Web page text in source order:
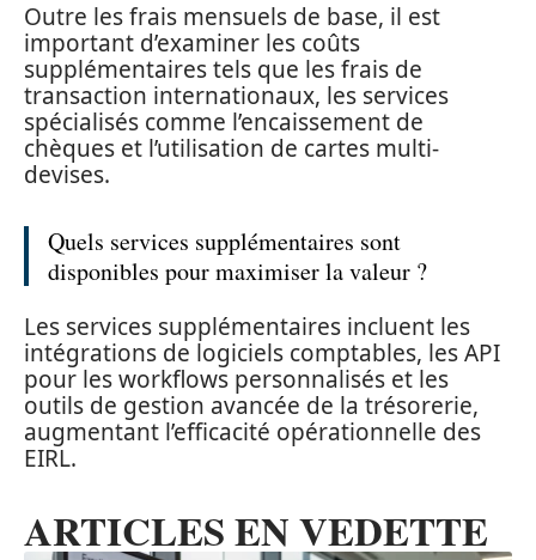
Outre les frais mensuels de base, il est
important d’examiner les coûts
supplémentaires tels que les frais de
transaction internationaux, les services
spécialisés comme l’encaissement de
chèques et l’utilisation de cartes multi-
devises.
Quels services supplémentaires sont
disponibles pour maximiser la valeur ?
Les services supplémentaires incluent les
intégrations de logiciels comptables, les API
pour les workflows personnalisés et les
outils de gestion avancée de la trésorerie,
augmentant l’efficacité opérationnelle des
EIRL.
ARTICLES EN VEDETTE